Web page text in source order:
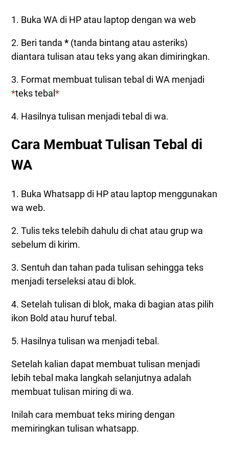
1. Buka WA di HP atau laptop dengan wa web
2. Beri tanda * (tanda bintang atau asteriks)
diantara tulisan atau teks yang akan dimiringkan.
3. Format membuat tulisan tebal di WA menjadi
*teks tebal *
4. Hasilnya tulisan menjadi tebal di wa.
Cara Membuat Tulisan Tebal di
WA
1. Buka Whatsapp di HP atau laptop menggunakan
wa web.
2. Tulis teks telebih dahulu di chat atau grup wa
sebelum di kirim.
3. Sentuh dan tahan pada tulisan sehingga teks
menjadi terseleksi atau di blok.
4. Setelah tulisan di blok, maka di bagian atas pilih
ikon Bold atau huruf tebal.
5. Hasilnya tulisan wa menjadi tebal.
Setelah kalian dapat membuat tulisan menjadi
lebih tebal maka langkah selanjutnya adalah
membuat tulisan miring di wa.
Inilah cara membuat teks miring dengan
memiringkan tulisan whatsapp.